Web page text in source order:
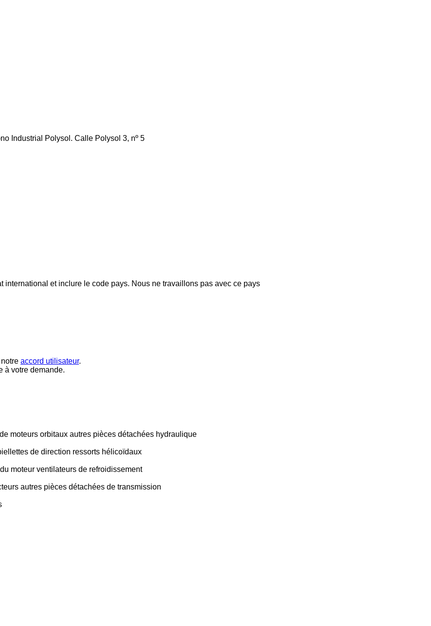
Industrial Polysol. Calle Polysol 3, nº 5
international et inclure le code pays. Nous ne travaillons pas avec ce pays
accord utilisateur.
à votre demande.
moteurs orbitaux autres pièces détachées hydraulique
de direction ressorts hélicoïdaux
moteur ventilateurs de refroidissement
autres pièces détachées de transmission